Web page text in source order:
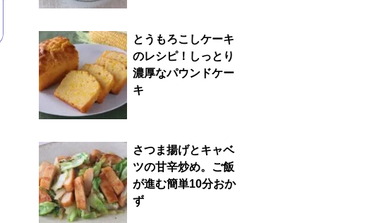
とうもろこしケーキ
のレシピ！しっとり
濃厚なパウンドケー
キ
さつま揚げとキャベ
ツの甘辛炒め。ご飯
が進む簡単10分おか
ず